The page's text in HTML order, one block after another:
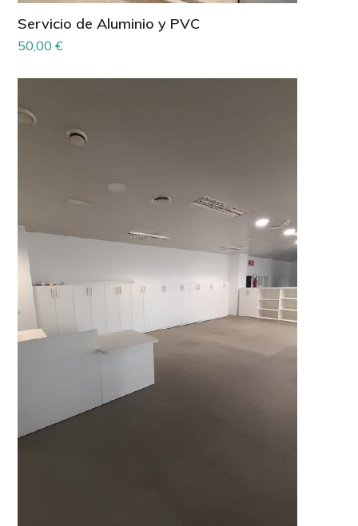
Servicio de Aluminio y PVC
50,00€